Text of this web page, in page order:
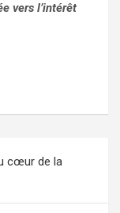
vers l’intérêt
cœur de la